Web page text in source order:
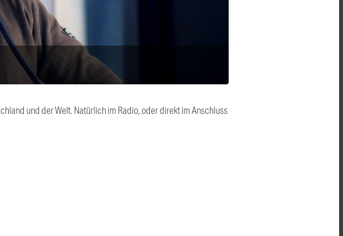
und der Welt. Natürlich im Radio, oder direkt im Anschluss